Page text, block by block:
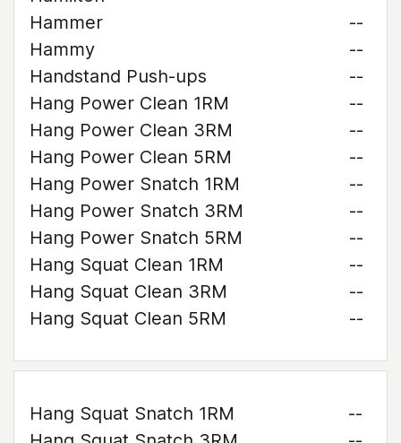
Hammer
--
Hammy
--
Handstand Push-ups
--
Hang Power Clean 1RM
--
Hang Power Clean 3RM
--
Hang Power Clean 5RM
--
Hang Power Snatch 1RM
--
Hang Power Snatch 3RM
--
Hang Power Snatch 5RM
--
Hang Squat Clean 1RM
--
Hang Squat Clean 3RM
--
Hang Squat Clean 5RM
--
Hang Squat Snatch 1RM
--